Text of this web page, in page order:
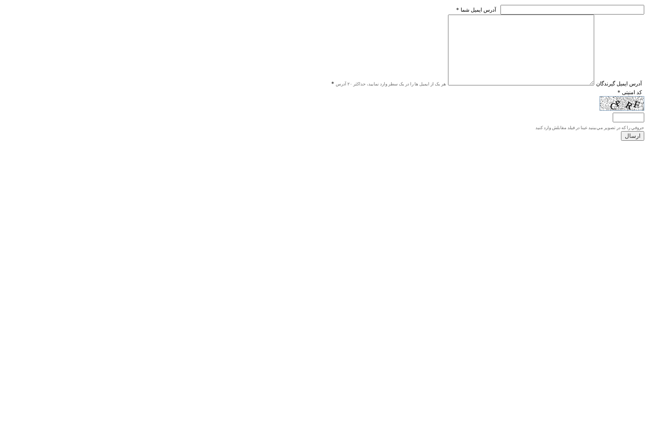
* آدرس ايميل شما
* آدرس ايميل گيرندگان هر یک از ایمیل ها را در یک سطر وارد نمایید، حداکثر ۲۰ آدرس
* کد امنیتی
حروفي را كه در تصوير مي‌بينيد عينا در فيلد مقابلش وارد كنيد